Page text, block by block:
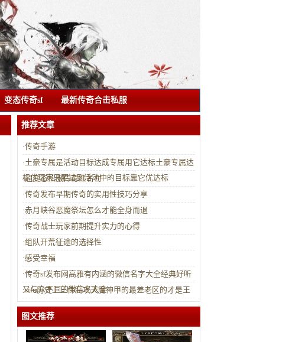
变态传奇sf 最新传奇合击私服
推荐文章
·传奇手游
·土豪专属是活动目标达成专属用它达标土豪专属达
标优玩家只要达到活动中的目标靠它优达标
·超变态私服传奇红名村
·传奇发布早期传奇的实用性技巧分享
·赤月峡谷恶魔祭坛怎么才能全身而退
·传奇战士玩家前期提升实力的心得
·组队开荒征途的选择性
·感受幸福
·传奇sf发布网高雅有内涵的微信名字大全经典好听
又与众不同的微信名大全
·sifu历史上三件高攻天魔神甲的最差老区的才是王
者
图文推荐